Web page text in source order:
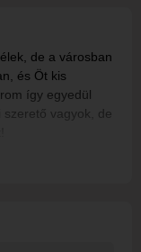
de a városban
és Öt kis
így egyedül
vagyok, de
hozzám illő párom